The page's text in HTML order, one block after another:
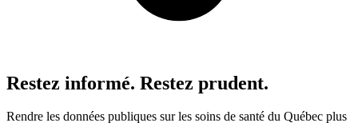
Restez informé. Restez prudent.
Rendre les données publiques sur les soins de santé du Québec plus